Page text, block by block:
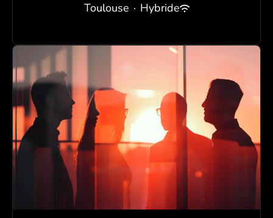
Toulouse · Hybride